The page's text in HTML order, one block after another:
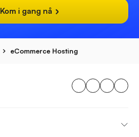
Kom i gang nå
eCommerce Hosting